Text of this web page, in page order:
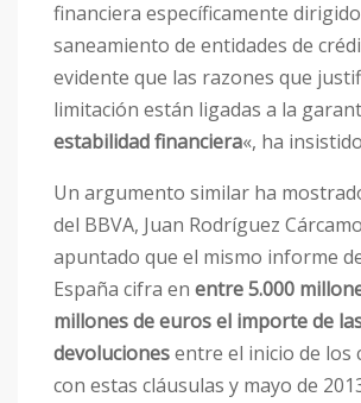
financiera específicamente
saneamiento de entidades de
evidente que las razones que
limitación están ligadas a la
estabilidad financiera«, ha
Un argumento similar ha
del BBVA, Juan Rodríguez
apuntado que el mismo informe
España cifra en entre 5.000
millones de euros el importe de
devolucionesentre el inicio de los
con estas cláusulas y mayo de